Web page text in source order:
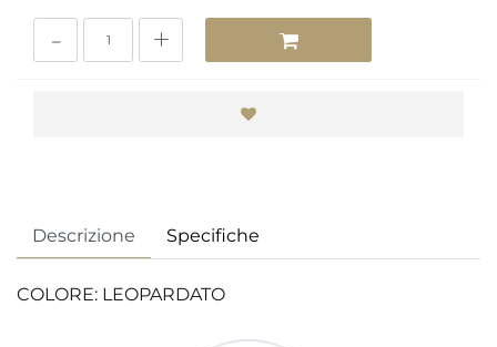
Descrizione Specifiche
COLORE: LEOPARDATO